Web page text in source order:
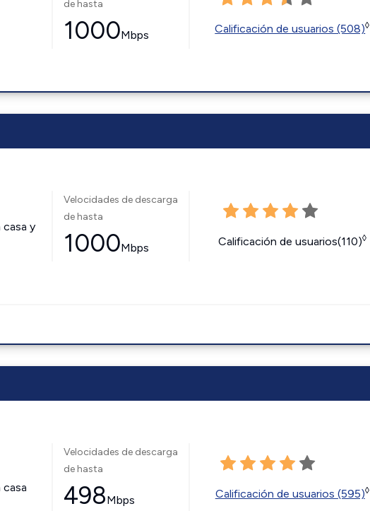
de hasta
1000Mbps Calificación de usuarios (508)◊
y
Velocidades de descarga
de hasta
1000Mbps Calificación de usuarios(110)◊
Velocidades de descarga
de hasta
498Mbps Calificación de usuarios (595)◊